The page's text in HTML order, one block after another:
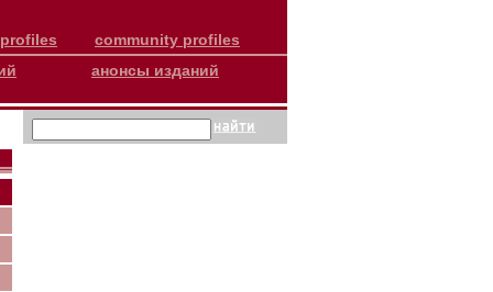
community profiles
анонсы изданий